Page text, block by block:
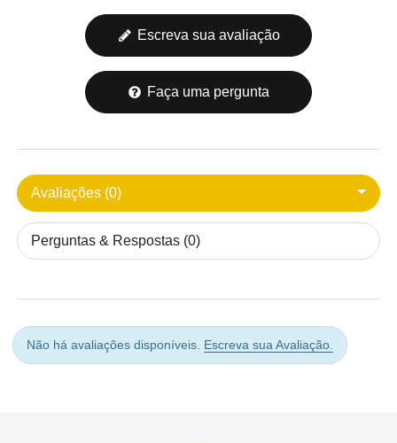
Escreva sua avaliação
Faça uma pergunta
Avaliações (0)
Perguntas & Respostas (0)
Não há avaliações disponíveis. Escreva sua Avaliação.